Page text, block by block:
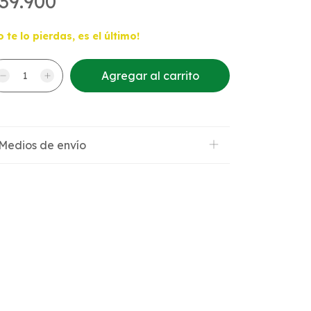
te lo pierdas, es el último!
de envío